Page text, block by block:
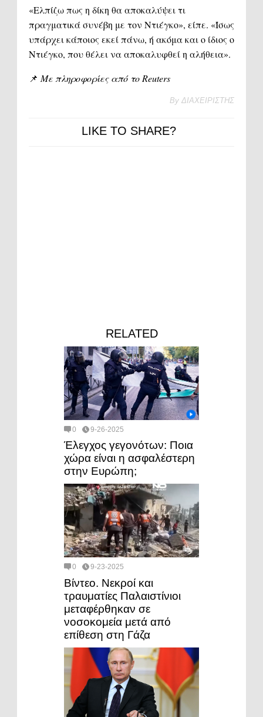
«Ελπίζω πως η δίκη θα αποκαλύψει τι
πραγματικά συνέβη με τον Ντιέγκο», είπε. «Ίσως
υπάρχει κάποιος εκεί πάνω, ή ακόμα και ο ίδιος ο
Ντιέγκο, που θέλει να αποκαλυφθεί η αλήθεια».
📌 Με πληροφορίες από το Reuters
By ΔΙΑΧΕΙΡΙΣΤΗΣ
LIKE TO SHARE?
RELATED
0 9-26-2025
Έλεγχος γεγονότων: Ποια
χώρα είναι η ασφαλέστερη
στην Ευρώπη;
0 9-23-2025
Βίντεο. Νεκροί και
τραυματίες Παλαιστίνιοι
μεταφέρθηκαν σε
νοσοκομεία μετά από
επίθεση στη Γάζα